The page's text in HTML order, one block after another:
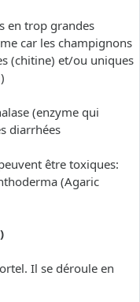
en trop grandes
car les champignons
(chitine) et/ou uniques
(enzyme qui
diarrhées
être toxiques:
(Agaric
Il se déroule en